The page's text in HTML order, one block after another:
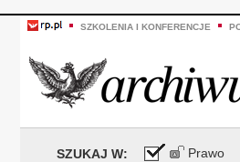
SZKOLENIA I KONFERENCJE
SZUKAJ W: Prawo